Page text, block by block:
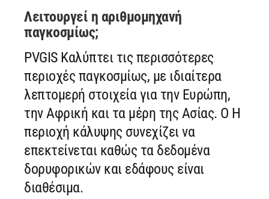
Λειτουργεί η αριθμομηχανή
παγκοσμίως;
PVGIS Καλύπτει τις περισσότερες
περιοχές παγκοσμίως, με ιδιαίτερα
λεπτομερή στοιχεία για την Ευρώπη,
την Αφρική και τα μέρη της Ασίας. Ο Η
περιοχή κάλυψης συνεχίζει να
επεκτείνεται καθώς τα δεδομένα
δορυφορικών και εδάφους είναι
διαθέσιμα.